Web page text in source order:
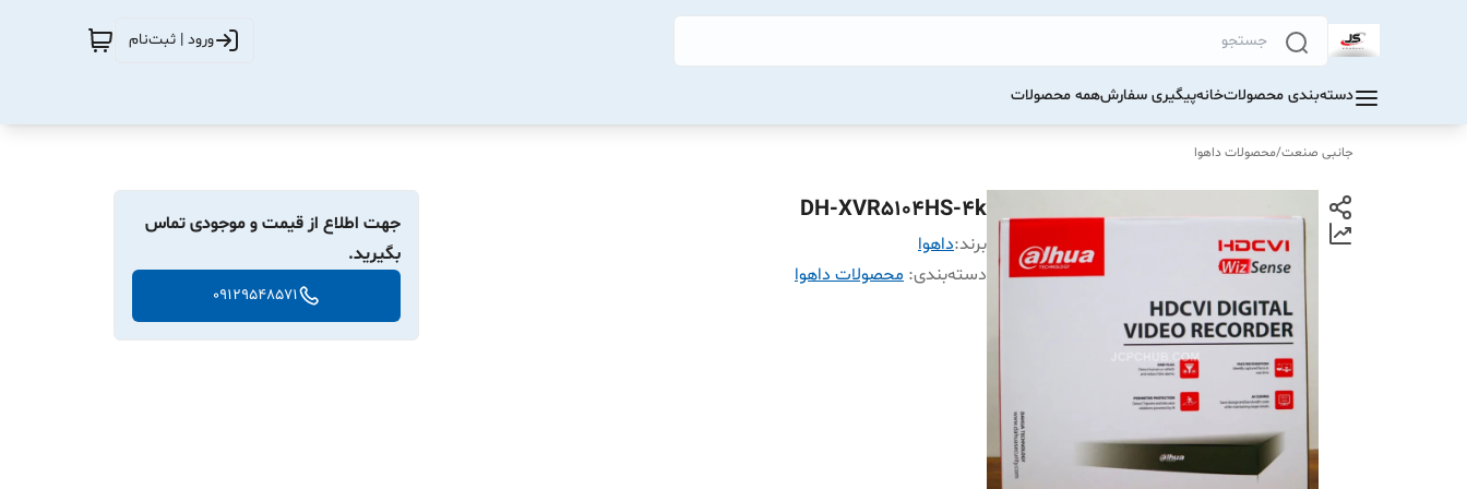
ورود | ثبت‌نام
دسته‌بندی محصولاتخانهپیگیری سفارشهمه محصولات
جانبی صنعت/محصولات داهوا
DH-XVR5104HS-4k
برند:داهوا
دسته‌بندی: محصولات داهوا
جهت اطلاع از قیمت و موجودی تماس
بگیرید.
09129548571